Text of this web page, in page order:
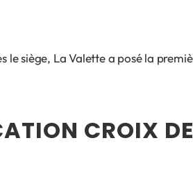
le siège, La Valette a posé la
CROIX